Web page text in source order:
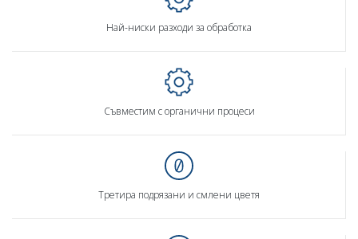
Най-ниски разходи за обработка
Съвместим с органични процеси
Третира подрязани и смлени цветя